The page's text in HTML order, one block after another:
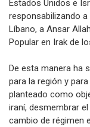
Estados Unidos e
responsabilizando a
Líbano, a Ansar
Popular en Irak de
De esta manera ha
para la región y
planteado como
iraní, desmembrar
cambio de régimen